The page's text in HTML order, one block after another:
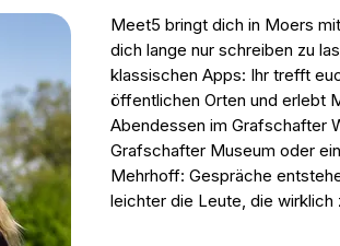
Meet5 bringt dich in Moers
dich lange nur schreiben zu
klassischen Apps: Ihr trefft
öffentlichen Orten und erlebt
Abendessen im Grafschafter
Grafschafter Museum oder
Mehrhoff: Gespräche
leichter die Leute, die wirklich